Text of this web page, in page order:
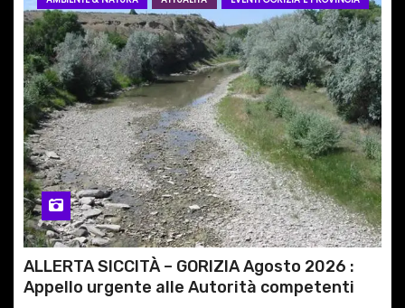
ALLERTA SICCITÀ – GORIZIA Agosto 2026 :
Appello urgente alle Autorità competenti